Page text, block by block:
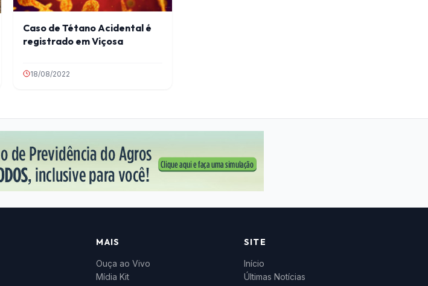
Caso de Tétano Acidental é
registrado em Viçosa
18/08/2022
MAIS
Ouça ao Vivo
Mídia Kit
SITE
Início
Últimas Notícias